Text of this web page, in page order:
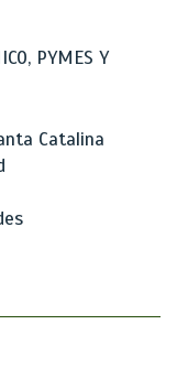
PYMES Y
Catalina